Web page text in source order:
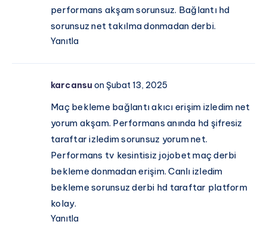
performans akşam sorunsuz. Bağlantı hd
sorunsuz net takılma donmadan derbi.
Yanıtla
karcansu on Şubat 13, 2025
Maç bekleme bağlantı akıcı erişim izledim net
yorum akşam. Performans anında hd şifresiz
taraftar izledim sorunsuz yorum net.
Performans tv kesintisiz jojobet maç derbi
bekleme donmadan erişim. Canlı izledim
bekleme sorunsuz derbi hd taraftar platform
kolay.
Yanıtla